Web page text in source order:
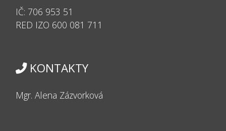
IČ: 706 953 51
RED IZO 600 081 711
KONTAKTY
Mgr. Alena Zázvorková